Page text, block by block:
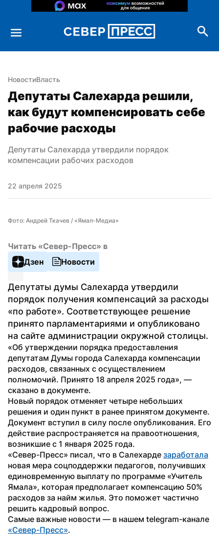
НовостиВласть
Депутаты Салехарда решили,
как будут компенсировать себе
рабочие расходы
Депутаты Салехарда утвердили порядок
компенсации рабочих расходов
22 апреля 2025
Фото: Андрей Ткачев / «Ямал-Медиа»
Читать «Север-Пресс» в
Дзен
Новости
Депутаты думы Салехарда утвердили
порядок получения компенсаций за расходы
«по работе». Соответствующее решение
принято парламентариями и опубликовано
на сайте администрации окружной столицы.
«Об утверждении порядка предоставления
депутатам Думы города Салехарда компенсации
расходов, связанных с осуществлением
полномочий. Принято 18 апреля 2025 года», —
сказано в документе.
Новый порядок отменяет четыре небольших
решения и один пункт в ранее принятом документе.
Документ вступил в силу после опубликования. Его
действие распространяется на правоотношения,
возникшие с 1 января 2025 года.
«Север-Пресс» писал, что в Салехарде заработала
новая мера соцподдержки педагогов, получивших
единовременную выплату по программе «Учитель
Ямала», которая предполагает компенсацию 50%
расходов за найм жилья. Это поможет частично
решить кадровый вопрос.
«Север-Пресс».